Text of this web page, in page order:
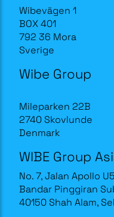
Wibevägen 1
BOX 401
792 36 Mora
Sverige
Wibe Group
Mileparken 22B
2740 Skovlunde
Denmark
WIBE Group
No. 7, Jalan Apollo
Bandar Pinggiran
40150 Shah Alam,